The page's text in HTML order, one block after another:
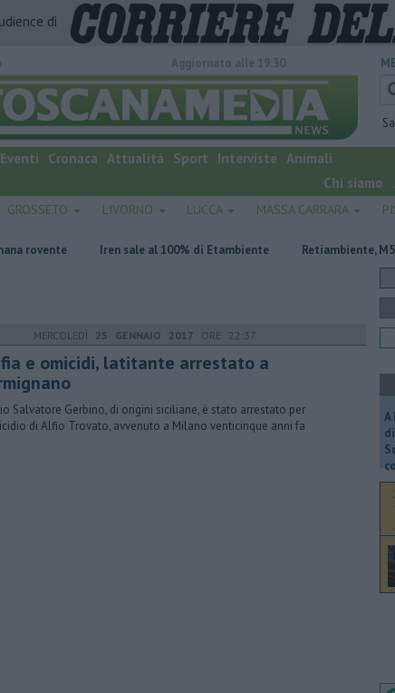
di
Eventi Cronaca Attualità Sport Interviste Animali
Chi siamo
GROSSETO LIVORNO LUCCA MASSA CARRARA
Iren sale al 100% di Etambiente Retiambiente, M5S: "Nessun
MERCOLEDÌ 25 GENNAIO 2017 ORE 22:37
e omicidi, latitante arrestato a
Salvatore Gerbino, di origini siciliane, è stato arrestato per
di Alfio Trovato, avvenuto a Milano venticinque anni fa
A